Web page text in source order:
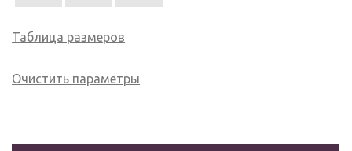
Таблица размеров
Очистить параметры